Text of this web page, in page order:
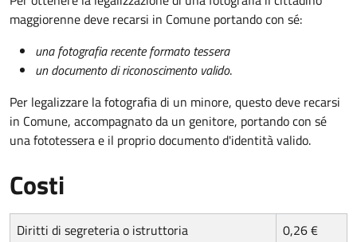
maggiorenne deve recarsi in Comune portando con sé:
una fotografia recente formato tessera
un documento di riconoscimento valido.
Per legalizzare la fotografia di un minore, questo deve recarsi
in Comune, accompagnato da un genitore, portando con sé
una fototessera e il proprio documento d'identità valido.
Costi
Diritti di segreteria o istruttoria 0,26 €